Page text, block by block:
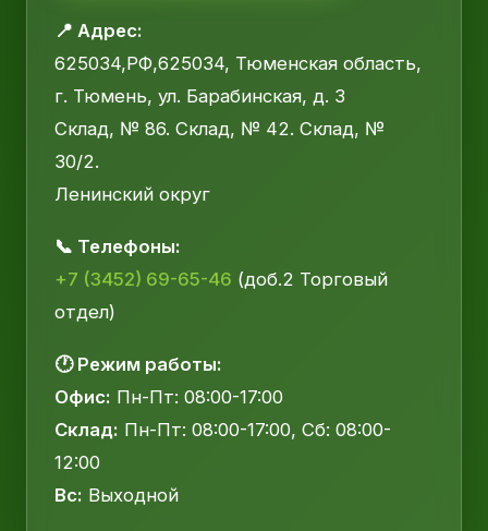
📍 Адрес:
625034,РФ,625034, Тюменская область,
г. Тюмень, ул. Барабинская, д. 3
Склад, № 86. Склад, № 42. Склад, №
30/2.
Ленинский округ
📞 Телефоны:
+7 (3452) 69-65-46 (доб.2 Торговый
отдел)
🕐 Режим работы:
Офис: Пн-Пт: 08:00-17:00
Склад: Пн-Пт: 08:00-17:00, Сб: 08:00-
12:00
Вс: Выходной